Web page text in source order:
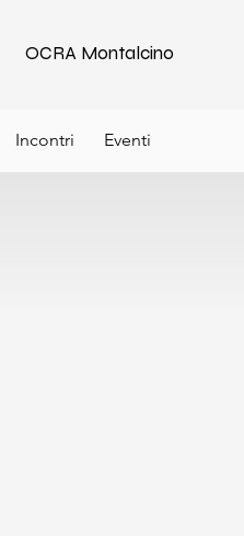
OCRA Montalcino
Incontri Eventi